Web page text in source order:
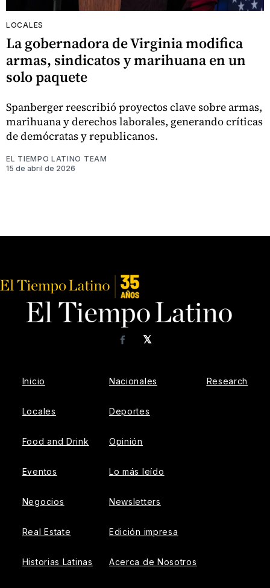
LOCALES
La gobernadora de Virginia modifica
armas, sindicatos y marihuana en un
solo paquete
Spanberger reescribió proyectos clave sobre armas,
marihuana y derechos laborales, generando críticas
de demócratas y republicanos.
EL TIEMPO LATINO TEAM
15 de abril de 2026
𝕏
Facebook
Inicio
Locales
Food and Drink
Eventos
Negocios
Real Estate
Historias Latinas
Nacionales
Deportes
Opinión
Lo más leído
Newsletters
Edición impresa
Acerca de Nosotros
Research